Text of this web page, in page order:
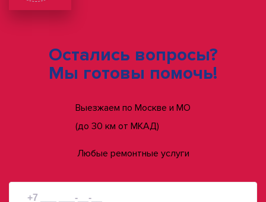
Остались вопросы?
Мы готовы помочь!
Выезжаем по Москве и МО
(до 30 км от МКАД)
Любые ремонтные услуги